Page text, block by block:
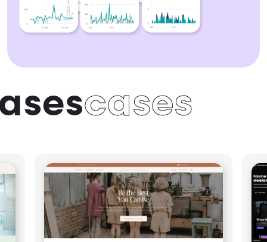
cases